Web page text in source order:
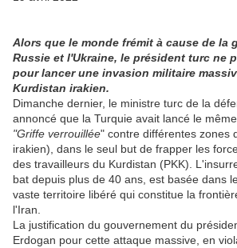
Alors que le monde frémit à cause de la
Russie et l'Ukraine, le président turc ne
pour lancer une invasion militaire
Kurdistan irakien.
Dimanche dernier, le ministre turc de la
annoncé que la Turquie avait lancé le
"Griffe verrouillée" contre différentes zones
irakien), dans le seul but de frapper les
des travailleurs du Kurdistan (PKK).
bat depuis plus de 40 ans, est basée dans
vaste territoire libéré qui constitue la
l'Iran.
La justification du gouvernement du
Erdogan pour cette attaque massive, en